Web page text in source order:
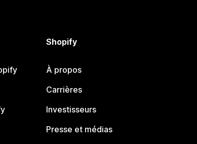
Shopify
À propos
Carrières
Investisseurs
Presse et médias